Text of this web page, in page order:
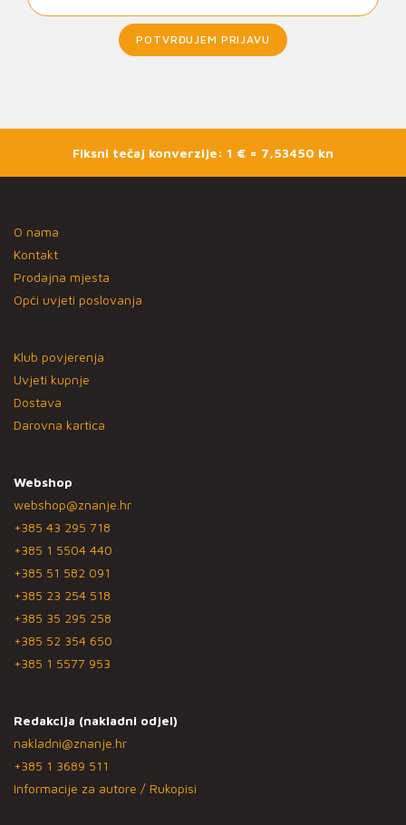
POTVRĐUJEM PRIJAVU
Fiksni tečaj konverzije: 1 € = 7,53450 kn
O nama
Kontakt
Prodajna mjesta
Opći uvjeti poslovanja
Klub povjerenja
Uvjeti kupnje
Dostava
Darovna kartica
Webshop
webshop@znanje.hr
+385 43 295 718
+385 1 5504 440
+385 51 582 091
+385 23 254 518
+385 35 295 258
+385 52 354 650
+385 1 5577 953
Redakcija (nakladni odjel)
nakladni@znanje.hr
+385 1 3689 511
Informacije za autore / Rukopisi